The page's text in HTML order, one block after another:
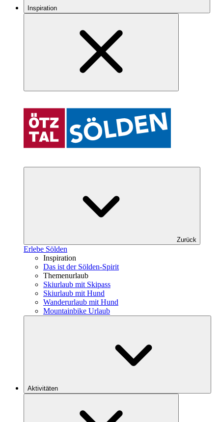
Inspiration
Zurück
Erlebe Sölden
Inspiration
Das ist der Sölden-Spirit
Themenurlaub
Skiurlaub mit Skipass
Skiurlaub mit Hund
Wanderurlaub mit Hund
Mountainbike Urlaub
Aktivitäten